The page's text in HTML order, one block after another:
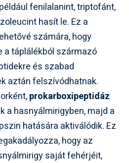
fenilalanint, triptofánt,
hasít le. Ez a
számára, hogy
a táplálékból származó
és szabad
aztán felszívódhatnak.
prokarboxipeptidáz
a hasnyálmirigyben, majd a
hatására aktiválódik. Ez
hogy az
saját fehérjéit,